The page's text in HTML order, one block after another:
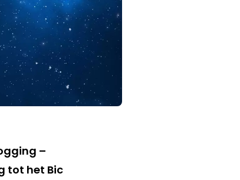
–
tot het Bic